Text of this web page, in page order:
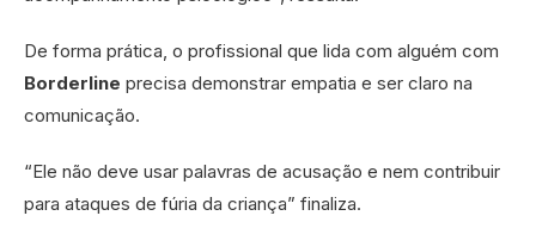
De forma prática, o profissional que lida com alguém com
Borderline precisa demonstrar empatia e ser claro na
comunicação.
“Ele não deve usar palavras de acusação e nem contribuir
para ataques de fúria da criança” finaliza.